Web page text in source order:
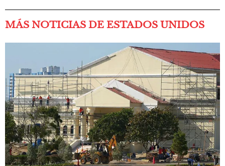
MÁS NOTICIAS DE ESTADOS UNIDOS